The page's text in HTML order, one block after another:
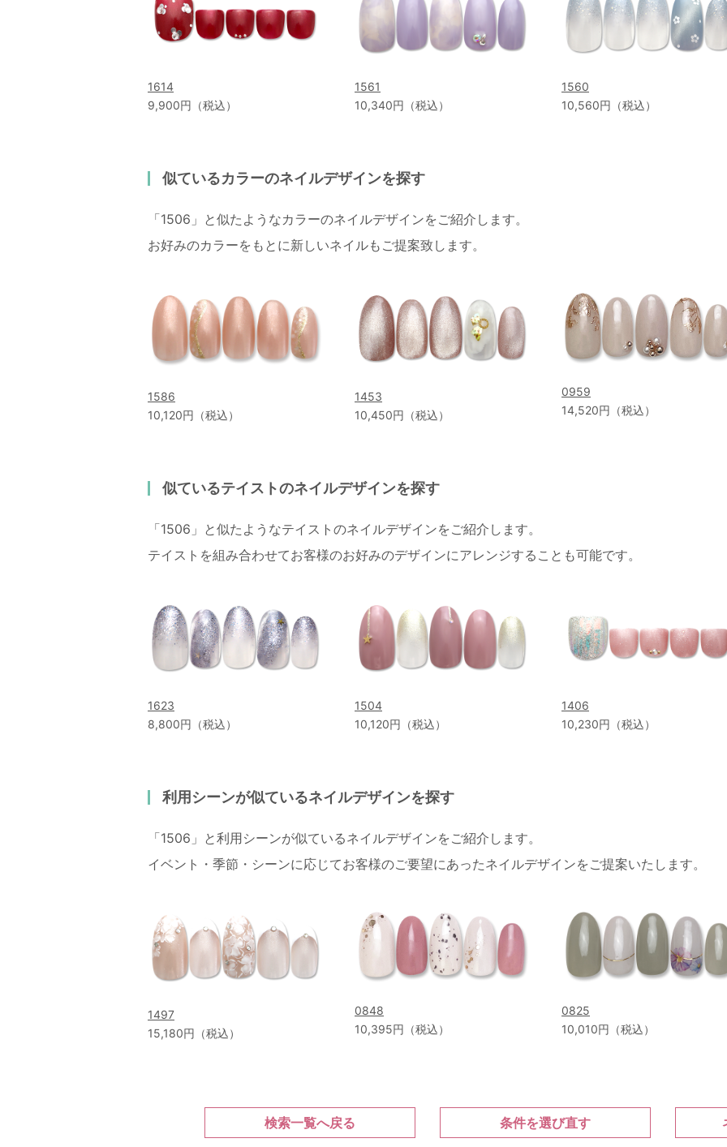
1614
9,900円（税込）
1561
10,340円（税込）
1560
10,560円（税込）
似ているカラーのネイルデザインを探す
「1506」と似たようなカラーのネイルデザインをご紹介します。
お好みのカラーをもとに新しいネイルもご提案致します。
1586
10,120円（税込）
1453
10,450円（税込）
0959
14,520円（税込）
似ているテイストのネイルデザインを探す
「1506」と似たようなテイストのネイルデザインをご紹介します。
テイストを組み合わせてお客様のお好みのデザインにアレンジすることも可能です。
1623
8,800円（税込）
1504
10,120円（税込）
1406
10,230円（税込）
利用シーンが似ているネイルデザインを探す
「1506」と利用シーンが似ているネイルデザインをご紹介します。
イベント・季節・シーンに応じてお客様のご要望にあったネイルデザインをご提案いたします。
1497
15,180円（税込）
0848
10,395円（税込）
0825
10,010円（税込）
検索一覧へ戻る 条件を選び直す